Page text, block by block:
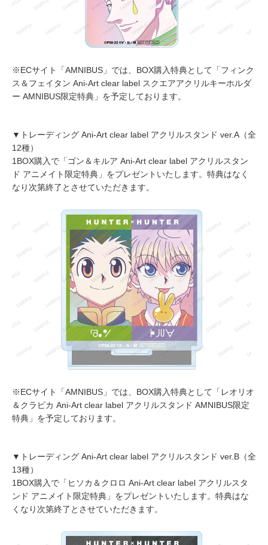
※ECサイト「AMNIBUS」では、BOX購入特典として「フィンク
ス＆フェイタン Ani-Art clear label スクエアアクリルキーホルダ
ー AMNIBUS限定特典」を予定しております。
▼トレーディング Ani-Art clear label アクリルスタンド ver.A（全
12種）
1BOX購入で「ゴン＆キルア Ani-Art clear label アクリルスタン
ド アニメイト限定特典」をプレゼントいたします。特典はなく
なり次第終了とさせていただきます。
※ECサイト「AMNIBUS」では、BOX購入特典として「レオリオ
＆クラピカ Ani-Art clear label アクリルスタンド AMNIBUS限定
特典」を予定しております。
▼トレーディング Ani-Art clear label アクリルスタンド ver.B（全
13種）
1BOX購入で「ヒソカ＆クロロ Ani-Art clear label アクリルスタ
ンド アニメイト限定特典」をプレゼントいたします。特典はな
くなり次第終了とさせていただきます。